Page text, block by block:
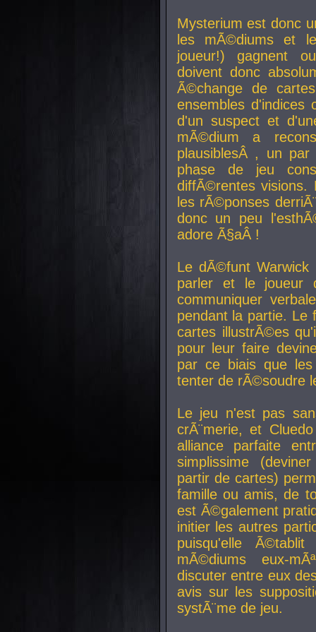
Mysterium est donc
les mÃ©diums et
joueur!) gagnent
doivent donc
Ã©change de
ensembles d'indices
d'un suspect et
mÃ©dium a
plausiblesÂ , un par
phase de jeu
diffÃ©rentes visions.
les rÃ©ponses
donc un peu
adore Ã§aÂ !
Le dÃ©funt Warwick
parler et le joueur
communiquer
pendant la partie. Le
cartes illustrÃ©es
pour leur faire
par ce biais que
tenter de rÃ©soudre
Le jeu n'est pas
crÃ¨merie, et
alliance parfaite
simplissime
partir de cartes)
famille ou amis, de
est Ã©galement
initier les autres
puisqu'elle
mÃ©diums eux-
discuter entre eux
avis sur les
systÃ¨me de jeu.